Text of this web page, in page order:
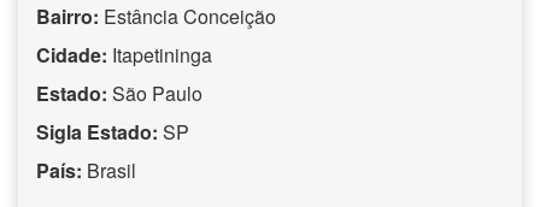
Bairro: Estância Conceição
Cidade: Itapetininga
Estado: São Paulo
Sigla Estado: SP
País: Brasil